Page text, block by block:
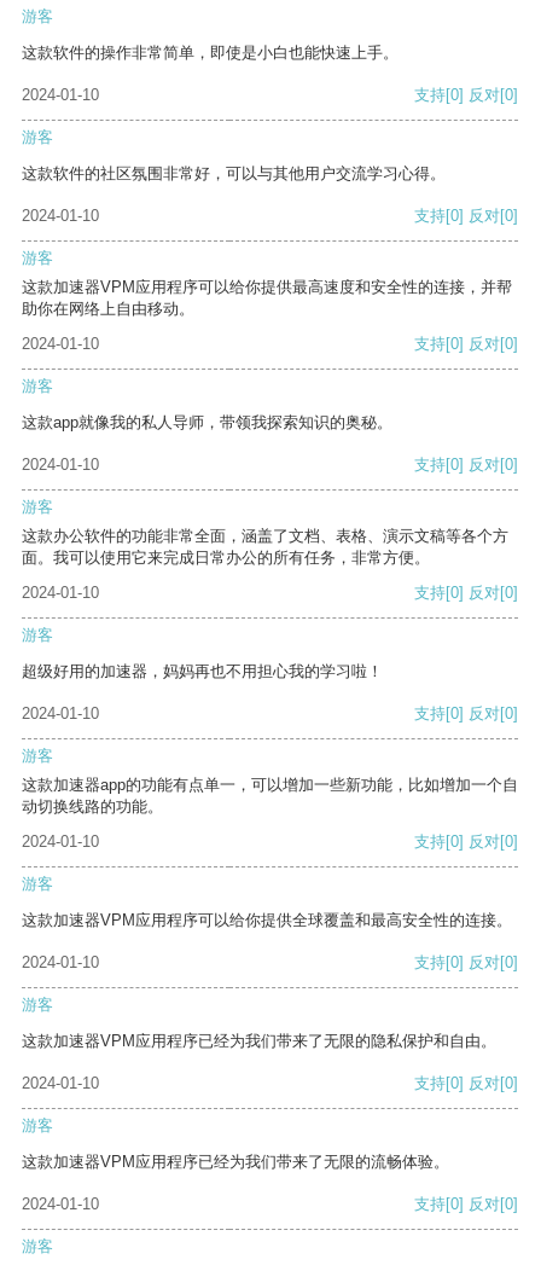
游客
这款软件的操作非常简单，即使是小白也能快速上手。
2024-01-10 支持[0] 反对[0]
游客
这款软件的社区氛围非常好，可以与其他用户交流学习心得。
2024-01-10 支持[0] 反对[0]
游客
这款加速器VPM应用程序可以给你提供最高速度和安全性的连接，并帮
助你在网络上自由移动。
2024-01-10
支持[0] 反对[0]
游客
这款app就像我的私人导师，带领我探索知识的奥秘。
2024-01-10 支持[0] 反对[0]
游客
这款办公软件的功能非常全面，涵盖了文档、表格、演示文稿等各个方
面。我可以使用它来完成日常办公的所有任务，非常方便。
2024-01-10
支持[0] 反对[0]
游客
超级好用的加速器，妈妈再也不用担心我的学习啦！
2024-01-10 支持[0] 反对[0]
游客
这款加速器app的功能有点单一，可以增加一些新功能，比如增加一个自
动切换线路的功能。
2024-01-10
支持[0] 反对[0]
游客
这款加速器VPM应用程序可以给你提供全球覆盖和最高安全性的连接。
2024-01-10 支持[0] 反对[0]
游客
这款加速器VPM应用程序已经为我们带来了无限的隐私保护和自由。
2024-01-10 支持[0] 反对[0]
游客
这款加速器VPM应用程序已经为我们带来了无限的流畅体验。
2024-01-10 支持[0] 反对[0]
游客